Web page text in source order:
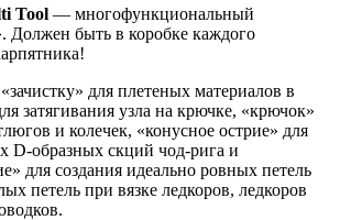
Tool — многофункциональный
Должен быть в коробке каждого
для плетеных материалов в
затягивания узла на крючке, «крючок»
и колечек, «конусное острие» для
D-образных скций чод-рига и
для создания идеально ровных петель
петель при вязке ледкоров, ледкоров